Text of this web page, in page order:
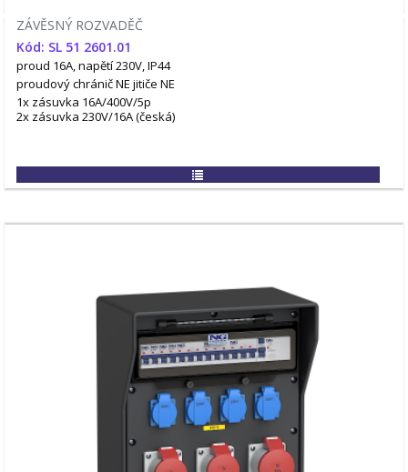
ZÁVĚSNÝ ROZVADĚČ
Kód: SL 51 2601.01
proud 16A, napětí 230V, IP44
proudový chránič NE jitiče NE
1x zásuvka 16A/400V/5p
2x zásuvka 230V/16A (česká)